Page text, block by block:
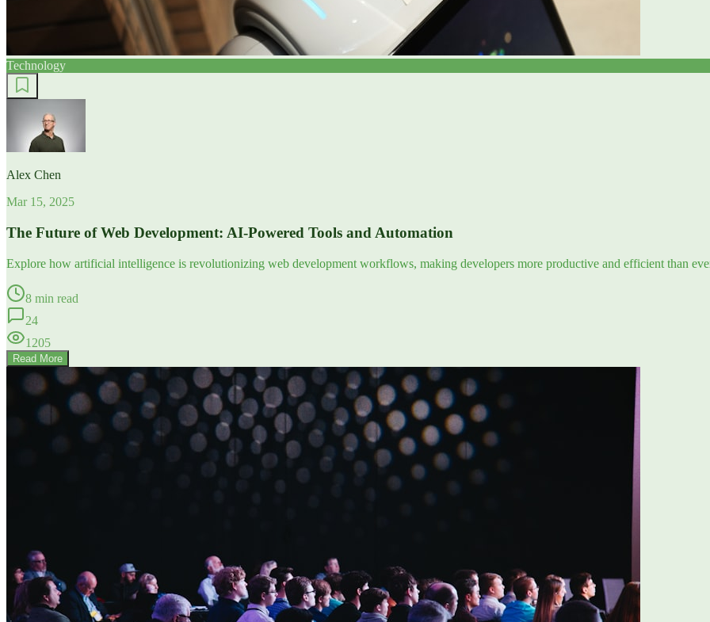
Technology
Alex Chen
Mar 15, 2025
The Future of Web Development: AI-Powered Tools and Automation
Explore how artificial intelligence is revolutionizing web development workflows, making developers more productive and efficient than
8 min read
24
1205
Read More